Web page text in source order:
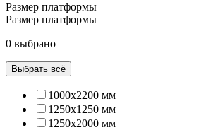
Размер платформы
Размер платформы
0 выбрано
Выбрать всё
1000х2200 мм
1250х1250 мм
1250х2000 мм